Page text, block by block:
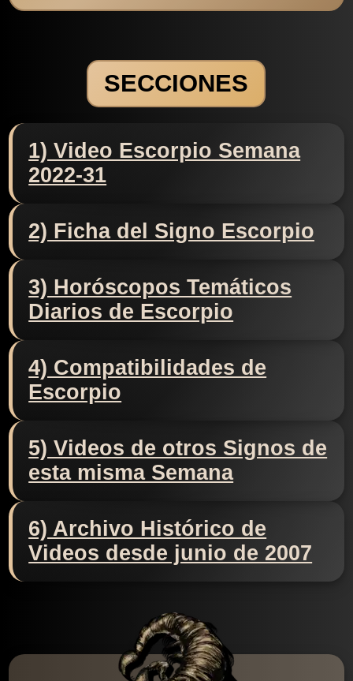
SECCIONES
1) Video Escorpio Semana
2022-31
2) Ficha del Signo Escorpio
3) Horóscopos Temáticos
Diarios de Escorpio
4) Compatibilidades de
Escorpio
5) Videos de otros Signos de
esta misma Semana
6) Archivo Histórico de
Videos desde junio de 2007